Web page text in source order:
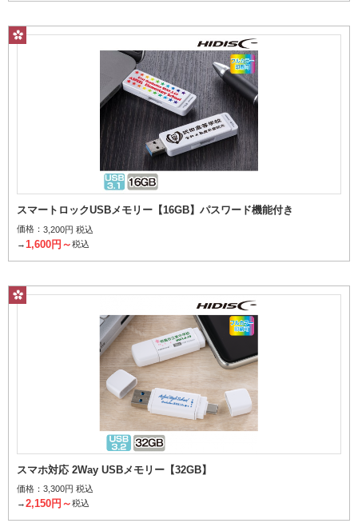
スマートロックUSBメモリー【16GB】パスワード機能付き
価格： 3,200円 税込
→ 1,600円～税込
スマホ対応 2Way USBメモリー【32GB】
価格： 3,300円 税込
→2,150円～税込